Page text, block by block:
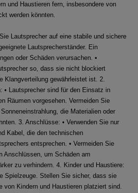
und Haustieren fern, insbesondere von
werden könnten.
Lautsprecher auf eine stabile und sichere
Lautsprecherständer. Ein
oder Schäden verursachen. •
so, dass sie nicht blockiert
Klangverteilung gewährleistet ist. 2.
• Lautsprecher sind für den Einsatz in
Räumen vorgesehen. Vermeiden Sie
die Materialien oder
3. Anschlüsse: • Verwenden Sie nur
Kabel, die den technischen
entsprechen. • Vermeiden Sie
Anschlüssen, um Schäden am
zu verhindern. 4. Kinder und Haustiere:
Spielzeuge. Stellen Sie sicher, dass sie
von Kindern und Haustieren platziert sind.